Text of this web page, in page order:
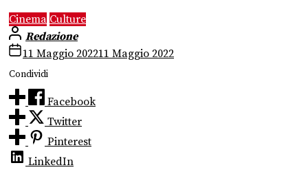
Cinema Culture
Redazione
11 Maggio 202211 Maggio 2022
Condividi
Facebook
Twitter
Pinterest
LinkedIn